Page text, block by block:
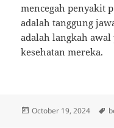
mencegah penyakit
adalah tanggung
adalah langkah
kesehatan mereka.
Posted
October 19, 2024